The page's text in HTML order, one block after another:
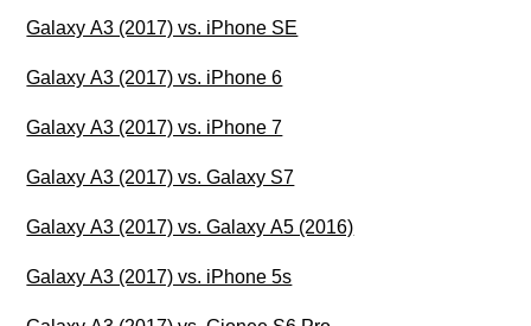
Galaxy A3 (2017) vs. iPhone SE
Galaxy A3 (2017) vs. iPhone 6
Galaxy A3 (2017) vs. iPhone 7
Galaxy A3 (2017) vs. Galaxy S7
Galaxy A3 (2017) vs. Galaxy A5 (2016)
Galaxy A3 (2017) vs. iPhone 5s